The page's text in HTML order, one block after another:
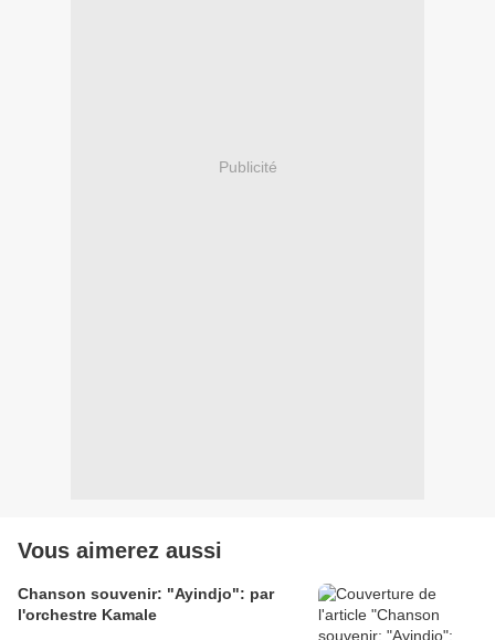
Publicité
Vous aimerez aussi
Chanson souvenir: "Ayindjo": par
l'orchestre Kamale